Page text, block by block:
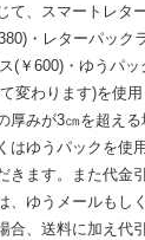
て、スマートレタ
・レターパック
(￥600)・ゆうパッ
変わります)を使
厚みが3㎝を超える
はゆうパックを使
きます。また代金
、ゆうメールもし
合、送料に加え代